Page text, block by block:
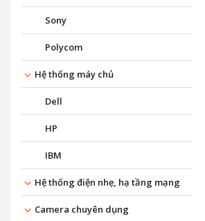
Sony
Polycom
Hệ thống máy chủ
Dell
HP
IBM
Hệ thống điện nhẹ, hạ tầng mạng
Camera chuyên dụng